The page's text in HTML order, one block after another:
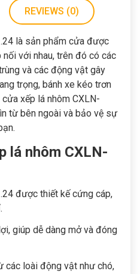
REVIEWS (0)
là sản phẩm cửa được
với nhau, trên đó có các
và các động vật gây
trọng, bánh xe kéo trơn
xếp lá nhôm CXLN-
từ bên ngoài và bảo vệ sự
lá nhôm CXLN-
được thiết kế cứng cáp,
giúp dễ dàng mở và đóng
các loài động vật như chó,